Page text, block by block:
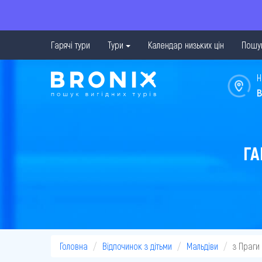
Гарячі тури Тури Календар низьких цін
Головна Відпочинок з дітьми Мальдіви з Праги